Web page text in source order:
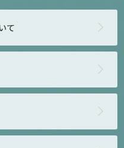
て